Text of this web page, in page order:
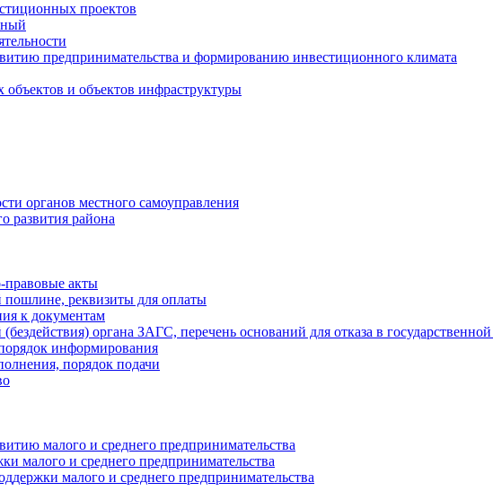
проектов
предпринимательства и формированию инвестиционного климата
и объектов инфраструктуры
органов местного самоуправления
развития района
правовые акты
реквизиты для оплаты
к документам
органа ЗАГС, перечень оснований для отказа в
информирования
порядок подачи
малого и среднего предпринимательства
малого и среднего предпринимательства
малого и среднего предпринимательства